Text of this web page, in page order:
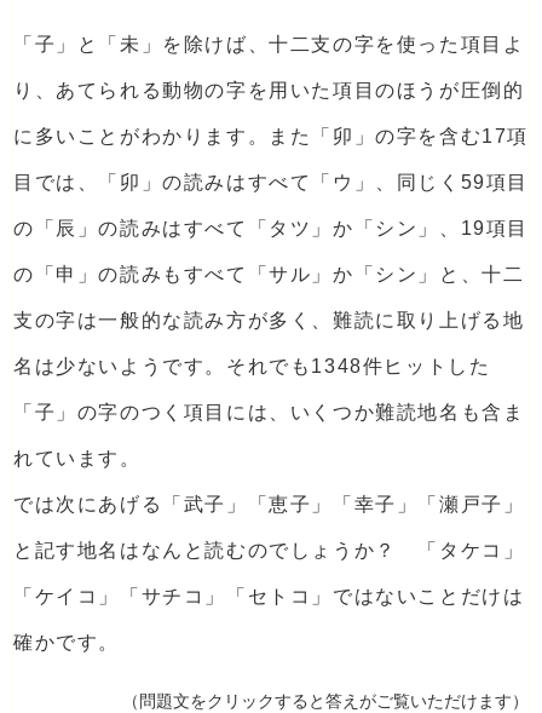
「子」と「未」を除けば、十二支の字を使った項目よ
り、あてられる動物の字を用いた項目のほうが圧倒的
に多いことがわかります。また「卯」の字を含む17項
目では、「卯」の読みはすべて「ウ」、同じく59項目
の「辰」の読みはすべて「タツ」か「シン」、19項目
の「申」の読みもすべて「サル」か「シン」と、十二
支の字は一般的な読み方が多く、難読に取り上げる地
名は少ないようです。それでも1348件ヒットした
「子」の字のつく項目には、いくつか難読地名も含ま
れています。
では次にあげる「武子」「恵子」「幸子」「瀬戸子」
と記す地名はなんと読むのでしょうか？ 「タケコ」
「ケイコ」「サチコ」「セトコ」ではないことだけは
確かです。
（問題文をクリックすると答えがご覧いただけます）